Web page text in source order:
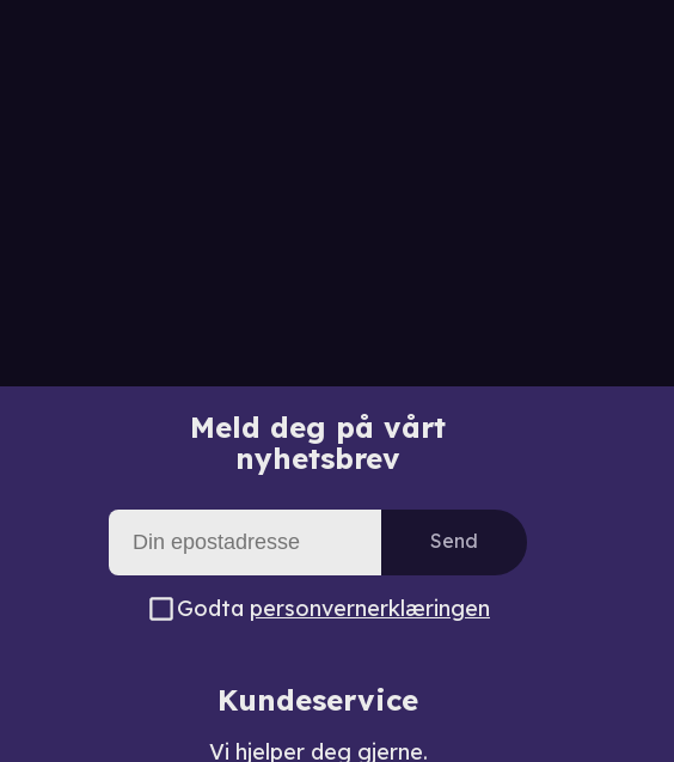
Meld deg på vårt
nyhetsbrev
Send
Godta personvernerklæringen
Kundeservice
Vi hjelper deg gjerne.